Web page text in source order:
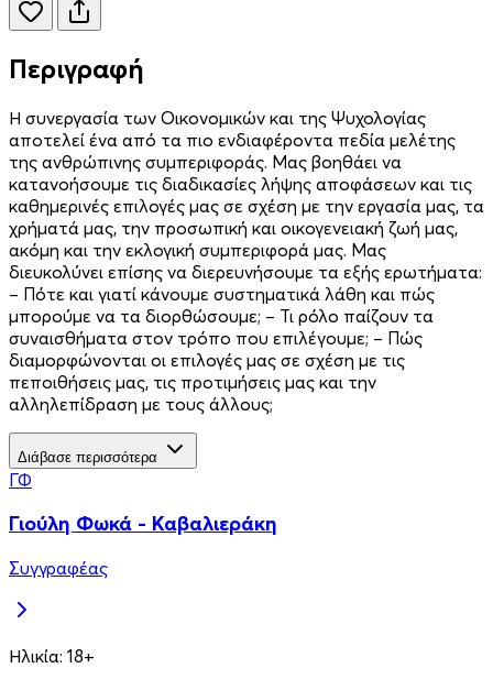
Περιγραφή
Η συνεργασία των Οικονοµικών και της Ψυχολογίας
αποτελεί ένα από τα πιο ενδιαφέροντα πεδία µελέτης
της ανθρώπινης συµπεριφοράς. Μας βοηθάει να
κατανοήσουµε τις διαδικασίες λήψης αποφάσεων και τις
καθηµερινές επιλογές µας σε σχέση µε την εργασία µας, τα
χρήµατά µας, την προσωπική και οικογενειακή ζωή µας,
ακόµη και την εκλογική συµπεριφορά µας. Μας
διευκολύνει επίσης να διερευνήσουµε τα εξής ερωτήµατα:
– Πότε και γιατί κάνουµε συστηµατικά λάθη και πώς
µπορούµε να τα διορθώσουµε; – Τι ρόλο παίζουν τα
συναισθήµατα στον τρόπο που επιλέγουµε; – Πώς
διαµορφώνονται οι επιλογές µας σε σχέση µε τις
πεποιθήσεις µας, τις προτιµήσεις µας και την
αλληλεπίδραση µε τους άλλους;
Διάβασε περισσότερα
ΓΦ
Γιούλη Φωκά - Καβαλιεράκη
Συγγραφέας
Ηλικία: 18+